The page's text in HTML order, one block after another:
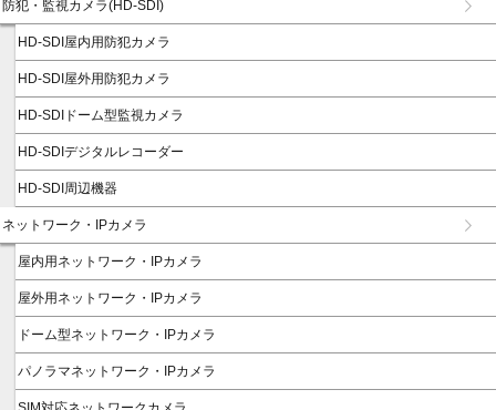
防犯・監視カメラ(HD-SDI)
HD-SDI屋内用防犯カメラ
HD-SDI屋外用防犯カメラ
HD-SDIドーム型監視カメラ
HD-SDIデジタルレコーダー
HD-SDI周辺機器
ネットワーク・IPカメラ
屋内用ネットワーク・IPカメラ
屋外用ネットワーク・IPカメラ
ドーム型ネットワーク・IPカメラ
パノラマネットワーク・IPカメラ